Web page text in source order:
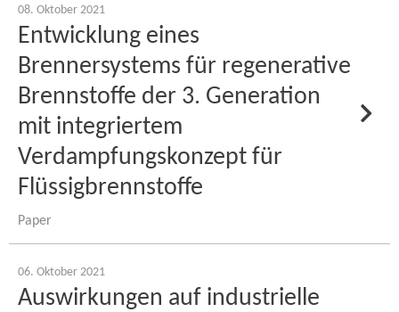
08. Oktober 2021
Entwicklung eines
Brennersystems für regenerative
Brennstoffe der 3. Generation
mit integriertem
Verdampfungskonzept für
Flüssigbrennstoffe
Paper
06. Oktober 2021
Auswirkungen auf industrielle